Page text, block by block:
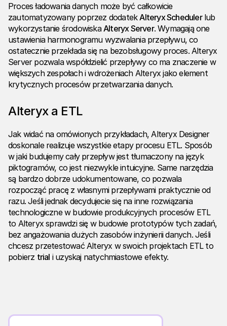
Proces ładowania danych może być całkowicie
zautomatyzowany poprzez dodatekAlteryx Schedulerlub
wykorzystanie środowiskaAlteryx Server. Wymagają one
ustawienia harmonogramu wyzwalania przepływu, co
ostatecznie przekłada się na bezobsługowy proces. Alteryx
Server pozwala współdzielić przepływy co ma znaczenie w
większych zespołach i wdrożeniach Alteryx jako element
krytycznych procesów przetwarzania danych.
Alteryx a ETL
Jak widać na omówionych przykładach, Alteryx Designer
doskonale realizuje wszystkie etapy procesu ETL. Sposób
w jaki budujemy cały przepływ jest tłumaczony na język
piktogramów, co jest niezwykle intuicyjne. Same narzędzia
są bardzo dobrze udokumentowane, co pozwala
rozpocząć pracę z własnymi przepływami praktycznie od
razu. Jeśli jednak decydujecie się na inne rozwiązania
technologiczne w budowie produkcyjnych procesów ETL
to Alteryx sprawdzi się w budowie prototypów tych zadań,
bez angażowania dużych zasobów inżynierii danych. Jeśli
chcesz przetestować Alteryx w swoich projektach ETL to
pobierz trial i uzyskaj natychmiastowe efekty.